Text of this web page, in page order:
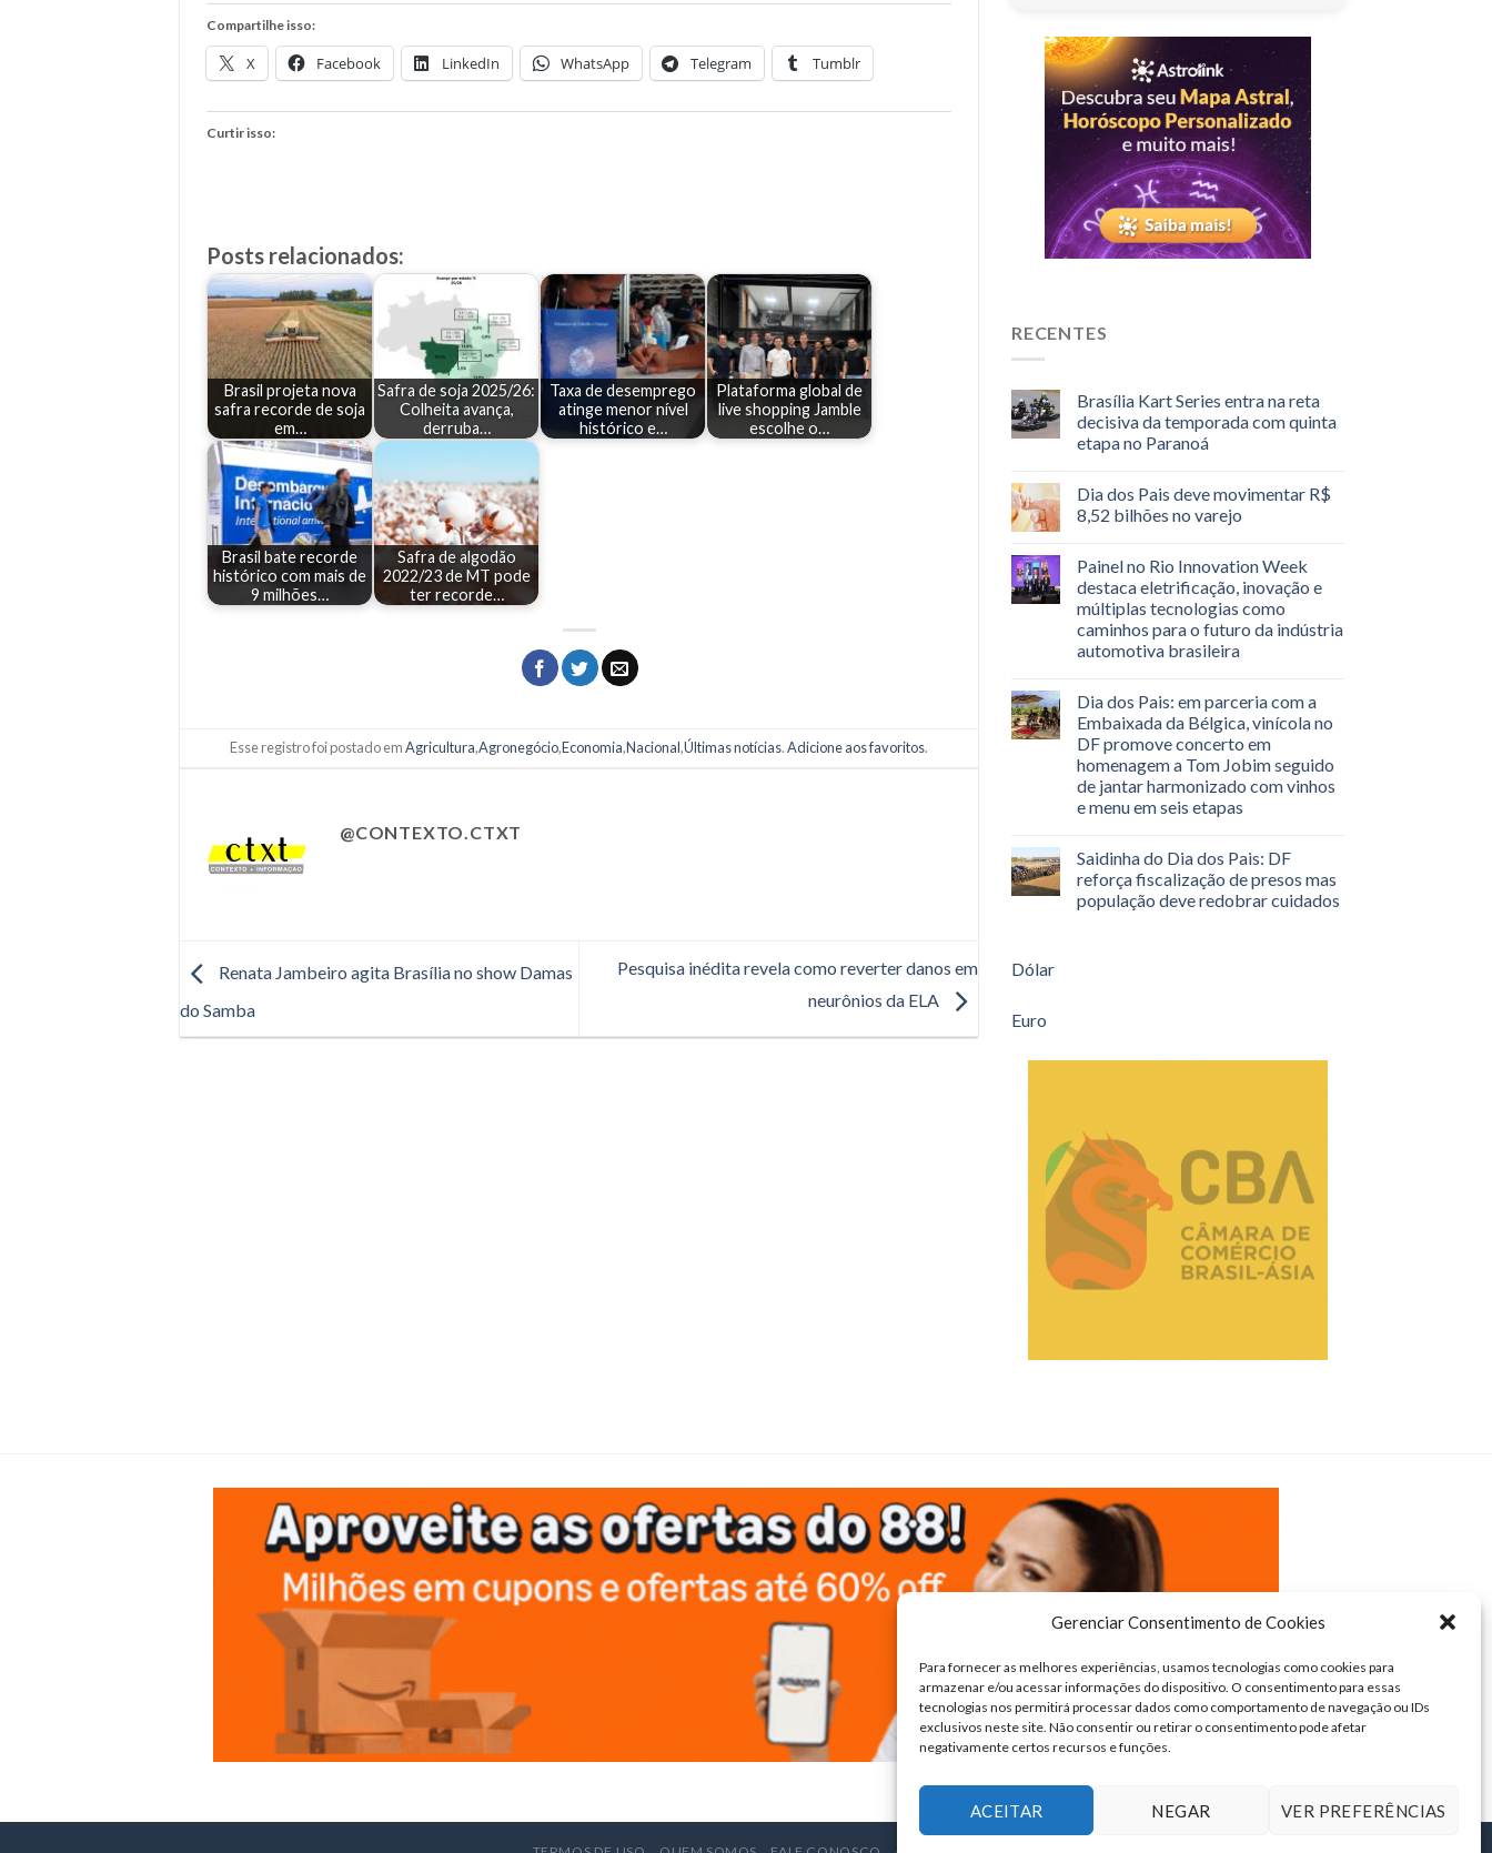
Gerenciar Consentimento de Cookies
Para fornecer as melhores experiências, usamos tecnologias como cookies para
armazenar e/ou acessar informações do dispositivo. O consentimento para essas
tecnologias nos permitirá processar dados como comportamento de navegação ou IDs
exclusivos neste site. Não consentir ou retirar o consentimento pode afetar
negativamente certos recursos e funções.
ACEITAR NEGAR VER PREFERÊNCIAS
Compartilhe isso:
X Facebook LinkedIn WhatsApp Telegram Tumblr
Curtir isso:
Posts relacionados:
Brasil projeta nova
safra recorde de soja
em…
Safra de soja 2025/26:
Colheita avança,
derruba…
Taxa de desemprego
atinge menor nível
histórico e…
Plataforma global de
live shopping Jamble
escolhe o…
Brasil bate recorde
histórico com mais de
9 milhões…
Safra de algodão
2022/23 de MT pode
ter recorde…
Esse registro foi postado emAgricultura,Agronegócio,Economia,Nacional,Últimas notícias.Adicione aos favoritos.
@CONTEXTO.CTXT
Renata Jambeiro agita Brasília no show Damas
do Samba
Pesquisa inédita revela como reverter danos em
neurônios da ELA
RECENTES
Brasília Kart Series entra na reta
decisiva da temporada com quinta
etapa no Paranoá
Dia dos Pais deve movimentar R$
8,52 bilhões no varejo
Painel no Rio Innovation Week
destaca eletrificação, inovação e
múltiplas tecnologias como
caminhos para o futuro da indústria
automotiva brasileira
Dia dos Pais: em parceria com a
Embaixada da Bélgica, vinícola no
DF promove concerto em
homenagem a Tom Jobim seguido
de jantar harmonizado com vinhos
e menu em seis etapas
Saidinha do Dia dos Pais: DF
reforça fiscalização de presos mas
população deve redobrar cuidados
Dólar
Euro